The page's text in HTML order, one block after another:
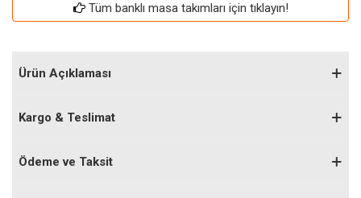
Tüm banklı masa takımları için tıklayın!
Ürün Açıklaması
Kargo & Teslimat
Ödeme ve Taksit